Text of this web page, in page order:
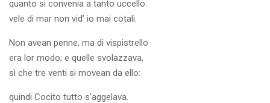
quanto si convenia a tanto uccello:
vele di mar non vid’ io mai cotali.
Non avean penne, ma di vispistrello
era lor modo; e quelle svolazzava,
sì che tre venti si movean da ello:
quindi Cocito tutto s’aggelava.